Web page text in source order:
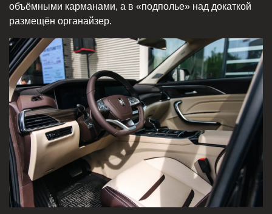
объёмными карманами, а в «подполье» над докаткой
размещён органайзер.